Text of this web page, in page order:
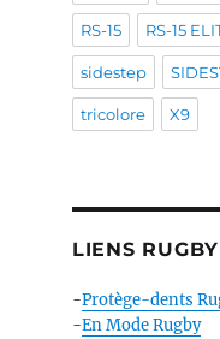
RS-15 RS-15
sidestep
tricolore X9
LIENS RUGBY
-Protège-dents
-En Mode Rugby